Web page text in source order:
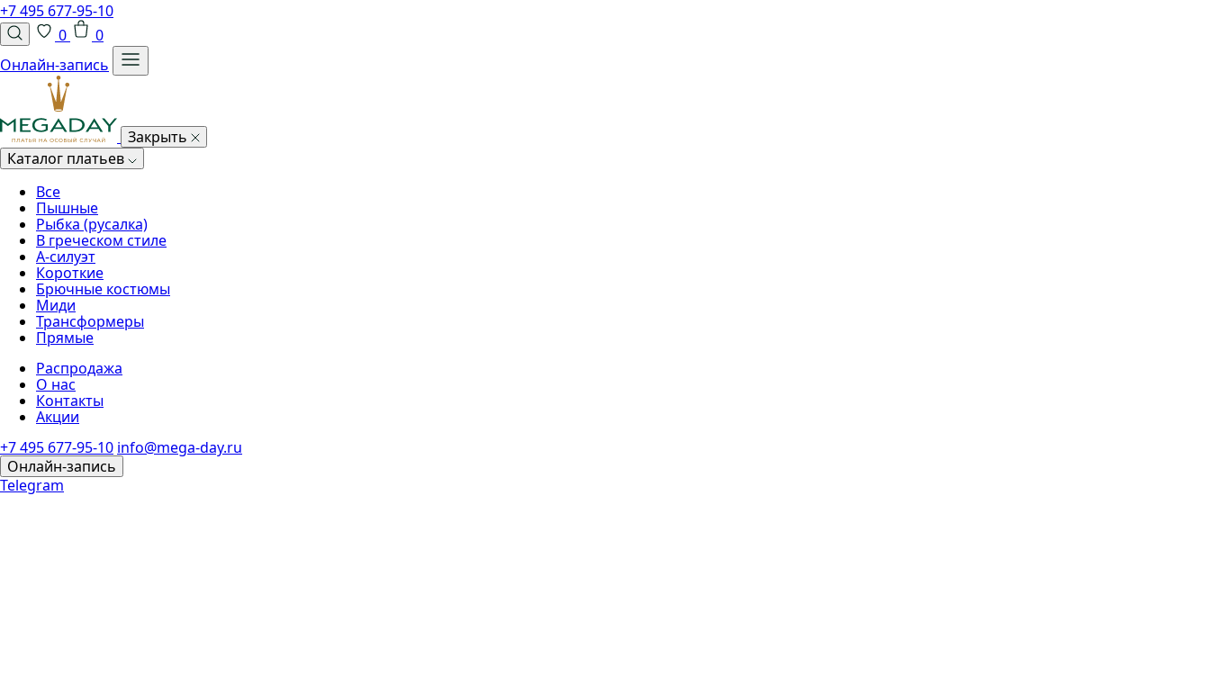
+7 495 677-95-10
0
0
Онлайн-запись
Закрыть
Каталог платьев
Все
Пышные
Рыбка (русалка)
В греческом стиле
А-силуэт
Короткие
Брючные костюмы
Миди
Трансформеры
Прямые
Распродажа
О нас
Контакты
Акции
+7 495 677-95-10 info@mega-day.ru
Онлайн-запись
Telegram